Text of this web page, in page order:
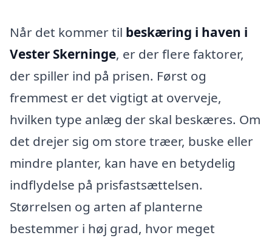
Når det kommer til beskæring i haven i
Vester Skerninge, er der flere faktorer,
der spiller ind på prisen. Først og
fremmest er det vigtigt at overveje,
hvilken type anlæg der skal beskæres. Om
det drejer sig om store træer, buske eller
mindre planter, kan have en betydelig
indflydelse på prisfastsættelsen.
Størrelsen og arten af planterne
bestemmer i høj grad, hvor meget